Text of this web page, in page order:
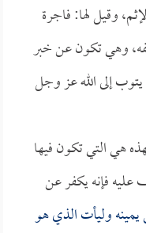
وقيل لها: فاجرة
وهي تكون عن خبر
يتوب إلى الله عز وجل
هي التي تكون فيها
عليه فإنه يكفر عن
وليأت الذي هو